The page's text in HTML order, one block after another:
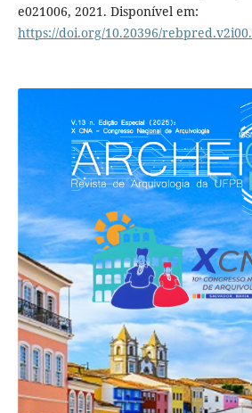
e021006, 2021. Disponível em:
https://doi.org/10.20396/